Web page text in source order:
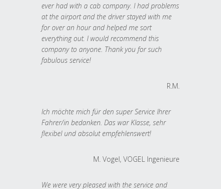
ever had with a cab company. I had problems
at the airport and the driver stayed with me
for over an hour and helped me sort
everything out. I would recommend this
company to anyone. Thank you for such
fabulous service!
R.M.
Ich möchte mich für den super Service Ihrer
Fahrer/in bedanken. Das war Klasse, sehr
flexibel und absolut empfehlenswert!
M. Vogel, VOGEL Ingenieure
We were very pleased with the service and